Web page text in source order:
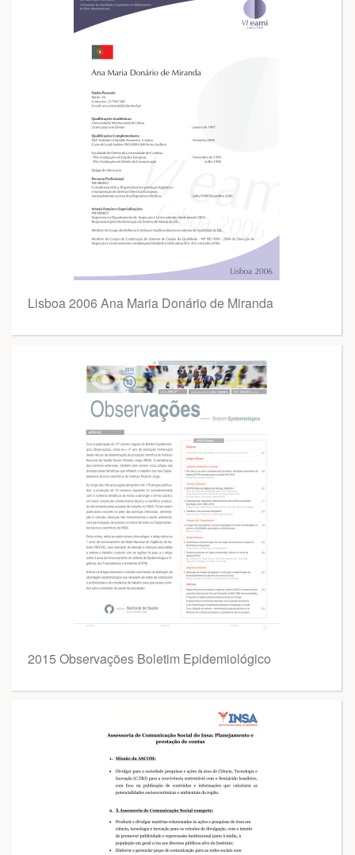
Lisboa 2006 Ana Maria Donário de Miranda
2015 Observações Boletim Epidemiológico